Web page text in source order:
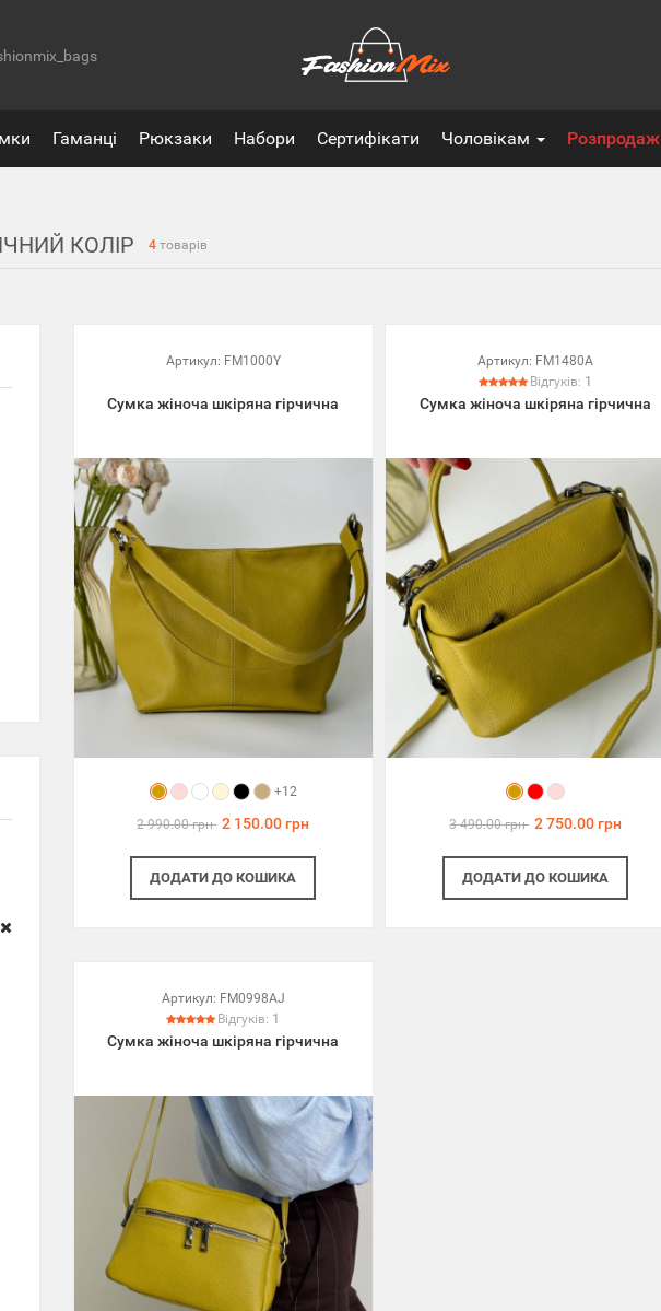
Гаманці Рюкзаки Набори Сертифікати Чоловікам Розпродаж
КОЛІР 4 товарів
Артикул: FM1000Y
Сумка жіноча шкіряна гірчична
+12
2 990.00 грн 2 150.00 грн
ДОДАТИ ДО КОШИКА
Артикул: FM1480A
Відгуків: 1
Сумка жіноча шкіряна гірчична
3 490.00 грн 2 750.00 грн
ДОДАТИ ДО КОШИКА
Артикул: FM0998AJ
Відгуків: 1
Сумка жіноча шкіряна гірчична